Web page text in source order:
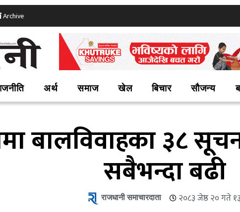
Archive
अर्थ समाज खेल बिचार सौजन्य
बालविवाहका ३८
सबैभन्दा बढी
राजधानी समाचारदाता २०८३ जेष्ठ २० गते